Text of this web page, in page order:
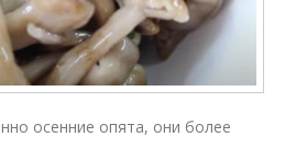
осенние опята, они более